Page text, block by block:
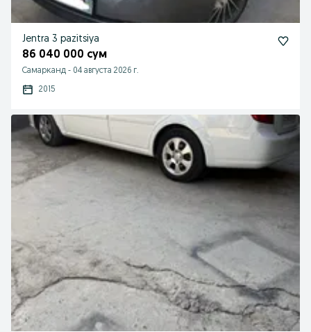
Jentra 3 pazitsiya
86 040 000 сум
Самарканд - 04 августа 2026 г.
2015